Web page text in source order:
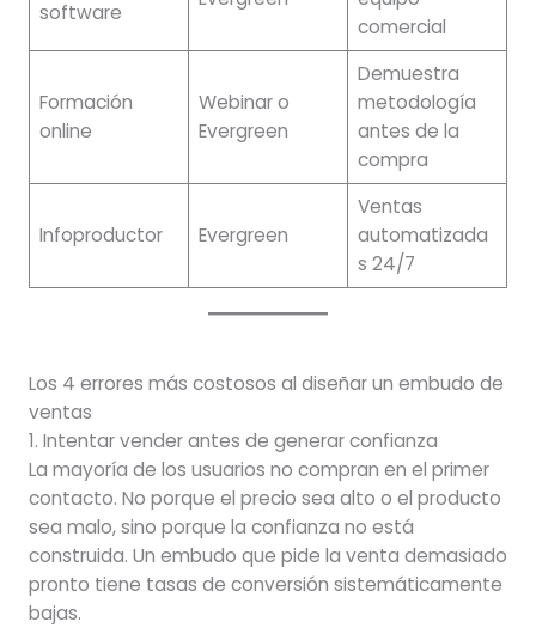
software
comercial
Formación
online
Webinar o
Evergreen
Demuestra
metodología
antes de la
compra
Infoproductor Evergreen
Ventas
automatizada
s 24/7
Los 4 errores más costosos al diseñar un embudo de
ventas
1. Intentar vender antes de generar confianza
La mayoría de los usuarios no compran en el primer
contacto. No porque el precio sea alto o el producto
sea malo, sino porque la confianza no está
construida. Un embudo que pide la venta demasiado
pronto tiene tasas de conversión sistemáticamente
bajas.